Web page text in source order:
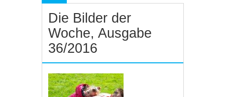
Die Bilder der
Woche, Ausgabe
36/2016